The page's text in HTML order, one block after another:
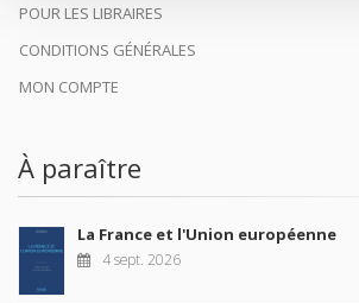
POUR LES LIBRAIRES
CONDITIONS GÉNÉRALES
MON COMPTE
À paraître
La France et l'Union européenne
4 sept. 2026